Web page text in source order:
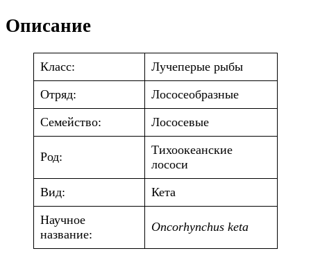
Описание
Класс:
Лучеперые рыбы
Отряд:
Лососеобразные
Семейство:
Лососевые
Род:
Тихоокеанские
лососи
Вид:
Кета
Научное
название:
Oncorhynchus keta